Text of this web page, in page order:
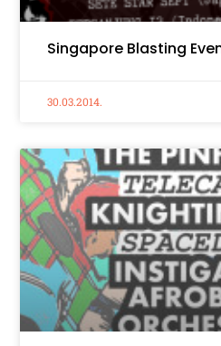
Singapore Blasting
30.03.2014.